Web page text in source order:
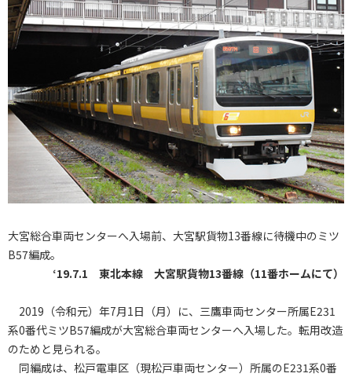
大宮総合車両センターへ入場前、大宮駅貨物13番線に待機中のミツ
B57編成。
‘19.7.1 東北本線 大宮駅貨物13番線（11番ホームにて）
2019（令和元）年7月1日（月）に、三鷹車両センター所属E231
系0番代ミツB57編成が大宮総合車両センターへ入場した。転用改造
のためと見られる。
同編成は、松戸電車区（現松戸車両センター）所属のE231系0番